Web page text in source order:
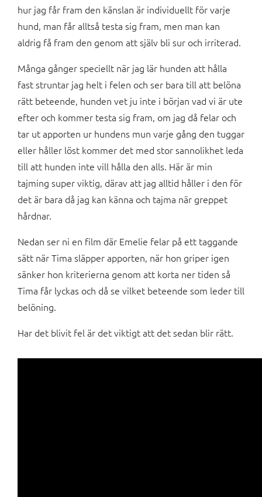
hur jag får fram den känslan är individuellt för varje
hund, man får alltså testa sig fram, men man kan
aldrig få fram den genom att själv bli sur och irriterad.
Många gånger speciellt när jag lär hunden att hålla
fast struntar jag helt i felen och ser bara till att belöna
rätt beteende, hunden vet ju inte i början vad vi är ute
efter och kommer testa sig fram, om jag då felar och
tar ut apporten ur hundens mun varje gång den tuggar
eller håller löst kommer det med stor sannolikhet leda
till att hunden inte vill hålla den alls. Här är min
tajming super viktig, därav att jag alltid håller i den för
det är bara då jag kan känna och tajma när greppet
hårdnar.
Nedan ser ni en film där Emelie felar på ett taggande
sätt när Tima släpper apporten, när hon griper igen
sänker hon kriterierna genom att korta ner tiden så
Tima får lyckas och då se vilket beteende som leder till
belöning.
Har det blivit fel är det viktigt att det sedan blir rätt.